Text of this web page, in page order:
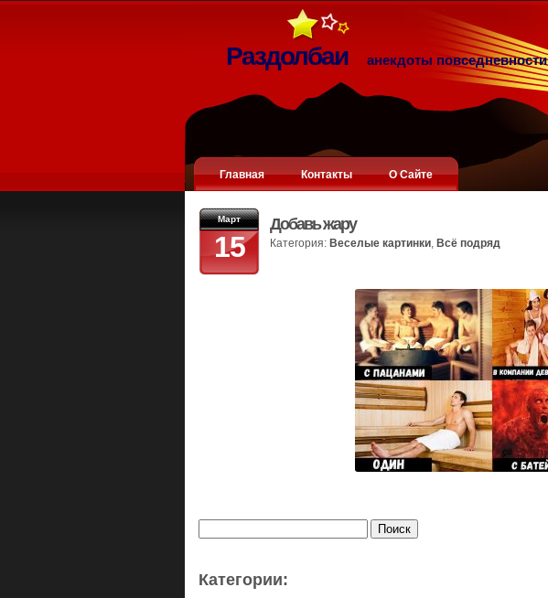
Раздолбаи анекдоты повседневности
Главная Контакты О Сайте
Март
15
Добавь жару
Категория: Веселые картинки, Всё подряд
Категории: